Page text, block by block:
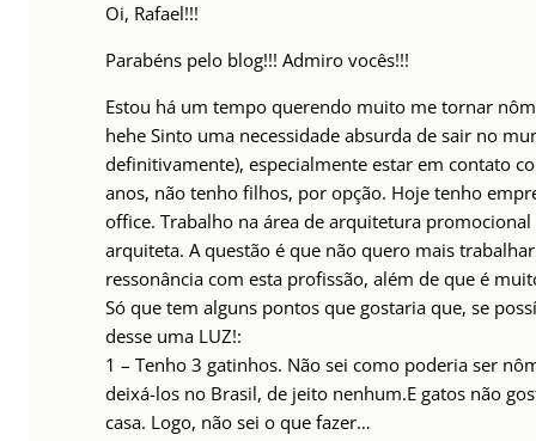
Oi, Rafael!!!
Parabéns pelo blog!!! Admiro vocês!!!
Estou há um tempo querendo muito me tornar
hehe Sinto uma necessidade absurda de sair no
definitivamente), especialmente estar em contato
anos, não tenho filhos, por opção. Hoje tenho
office. Trabalho na área de arquitetura
arquiteta. A questão é que não quero mais
ressonância com esta profissão, além de que é
Só que tem alguns pontos que gostaria que, se
desse uma LUZ!:
1 – Tenho 3 gatinhos. Não sei como poderia ser
deixá-los no Brasil, de jeito nenhum.E gatos não
casa. Logo, não sei o que fazer…